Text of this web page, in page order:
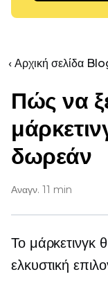
‹ Αρχική σελίδα
Πώς να
δωρεάν
Αναγν. 11 min
Το μάρκετινγκ
ελκυστική